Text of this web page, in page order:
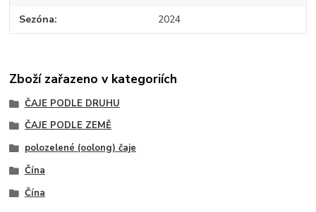
Sezóna 2024
Zboží zařazeno v kategoriích
ČAJE PODLE DRUHU
ČAJE PODLE ZEMĚ
polozelené (oolong) čaje
Čína
Čína